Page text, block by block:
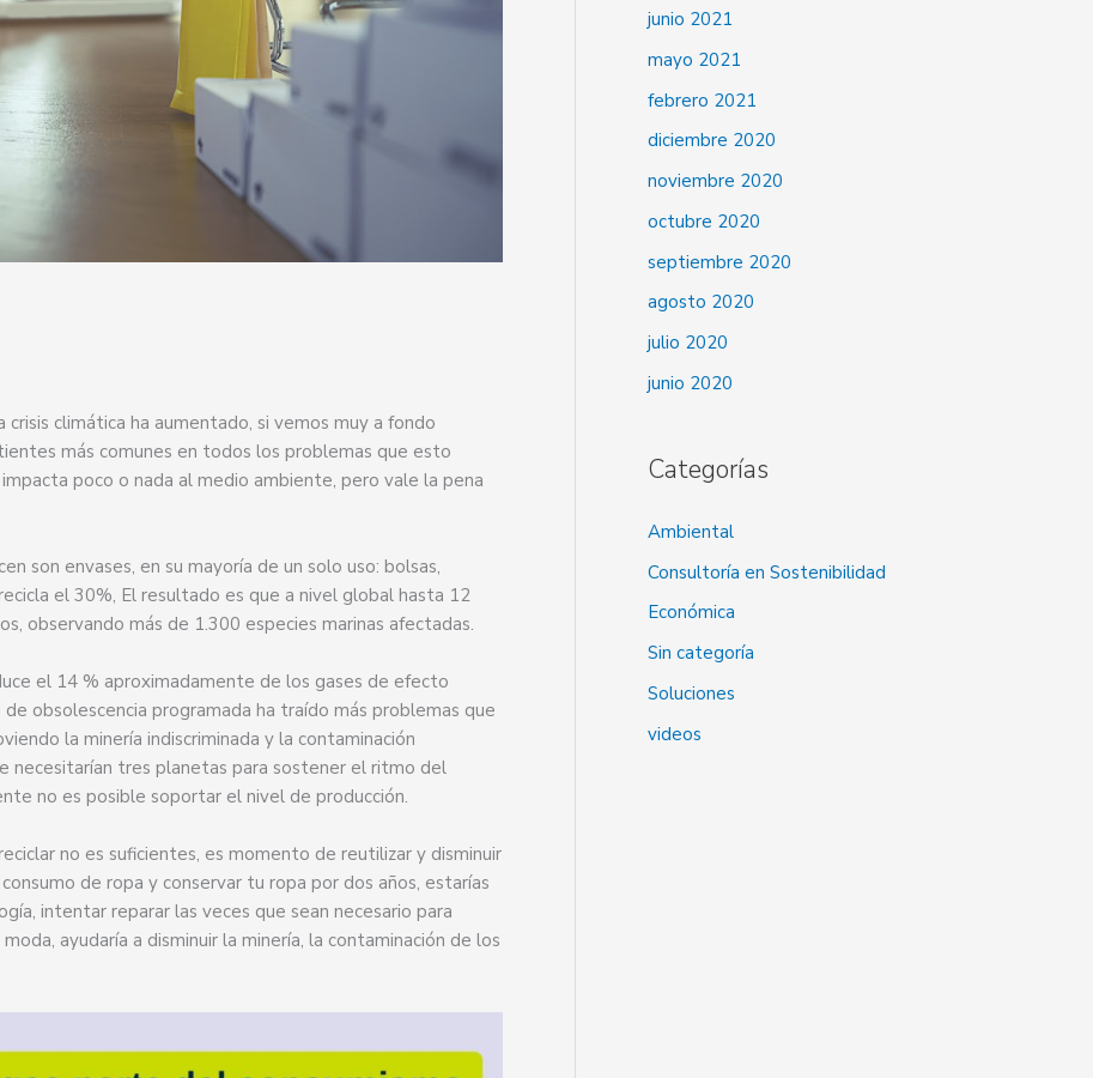
climática ha aumentado, si vemos muy a fondo
más comunes en todos los problemas que esto
poco o nada al medio ambiente, pero vale la pena
son envases, en su mayoría de un solo uso: bolsas,
el 30%, El resultado es que a nivel global hasta 12
observando más de 1.300 especies marinas afectadas.
el 14 % aproximadamente de los gases de efecto
obsolescencia programada ha traído más problemas que
la minería indiscriminada y la contaminación
necesitarían tres planetas para sostener el ritmo del
no es posible soportar el nivel de producción.
no es suficientes, es momento de reutilizar y disminuir
de ropa y conservar tu ropa por dos años, estarías
intentar reparar las veces que sean necesario para
ayudaría a disminuir la minería, la contaminación de los
junio 2021
mayo 2021
febrero 2021
diciembre 2020
noviembre 2020
octubre 2020
septiembre 2020
agosto 2020
julio 2020
junio 2020
Categorías
Ambiental
Consultoría en Sostenibilidad
Económica
Sin categoría
Soluciones
videos